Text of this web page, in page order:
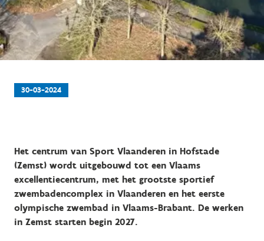
30-03-2024
Het centrum van Sport Vlaanderen in Hofstade
(Zemst) wordt uitgebouwd tot een Vlaams
excellentiecentrum, met het grootste sportief
zwembadencomplex in Vlaanderen en het eerste
olympische zwembad in Vlaams-Brabant. De werken
in Zemst starten begin 2027.